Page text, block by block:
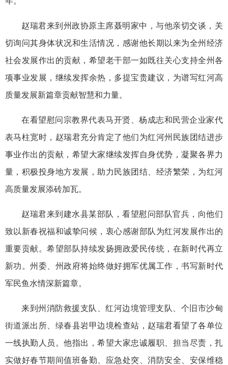
赵瑞君来到州政协原主席聂明家中，与他亲切交谈，关
切询问其身体状况和生活情况，感谢他长期以来为全州经济
社会发展作出的贡献，希望老干部一如既往关心支持全州各
项事业发展，继续发挥余热，多提宝贵建议，为谱写红河高
质量发展新篇章贡献智慧和力量。
在看望慰问宗教界代表马开贤、杨成志和民营企业家代
表马柱宽时，赵瑞君充分肯定了他们为红河州民族团结进步
事业作出的贡献，希望大家继续发挥自身优势，凝聚各界力
量，积极投身地方发展，助力民族团结、经济繁荣，为红河
高质量发展添砖加瓦。
赵瑞君来到建水县某部队，看望慰问部队官兵，向他们
致以新春祝福和诚挚问候，衷心感谢部队为红河发展作出的
重要贡献。希望部队持续发扬拥政爱民传统，在新时代再立
新功。州委、州政府将始终做好拥军优属工作，书写新时代
军民鱼水情深新篇章。
来到州消防救援支队、红河边境管理支队、个旧市沙甸
街道派出所、绿春县岩甲边境检查站，赵瑞君看望了各单位
一线执勤人员。他指出，希望大家忠诚履职、担当尽责，扎
实做好春节期间值班备勤、应急处突、消防安全、安保维稳